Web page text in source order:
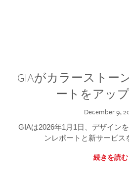
GIAがカラーストー
ートをアッ
December 9,
GIAは2026年1月1日、デザイン
ンレポートと新サービス
続きを読む